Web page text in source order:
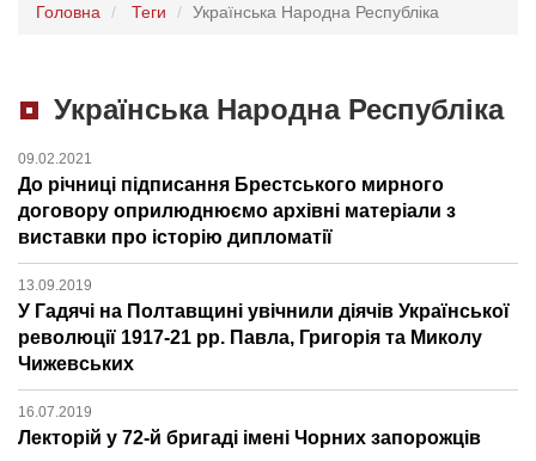
Головна Теги Українська Народна Республіка
Українська Народна Республіка
09.02.2021
До річниці підписання Брестського мирного
договору оприлюднюємо архівні матеріали з
виставки про історію дипломатії
13.09.2019
У Гадячі на Полтавщині увічнили діячів Української
революції 1917-21 рр. Павла, Григорія та Миколу
Чижевських
16.07.2019
Лекторій у 72-й бригаді імені Чорних запорожців